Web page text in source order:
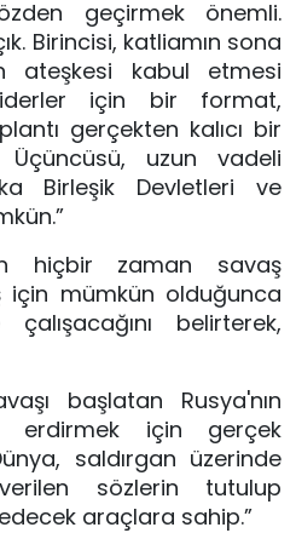
geçirmek önemli.
Birincisi, katliamın sona
ateşkesi kabul etmesi
için bir format,
gerçekten kalıcı bir
uzun vadeli
Birleşik Devletleri ve
hiçbir zaman savaş
için mümkün olduğunca
belirterek,
başlatan Rusya'nın
erdirmek için gerçek
saldırgan üzerinde
sözlerin tutulup
araçlara sahip.”